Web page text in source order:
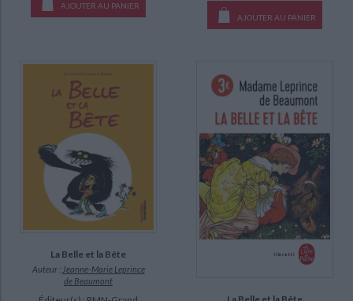
AJOUTER AU PANIER
AJOUTER AU PANIER
La Belle et la Bête
Auteur : Jeanne-Marie Leprince
de Beaumont